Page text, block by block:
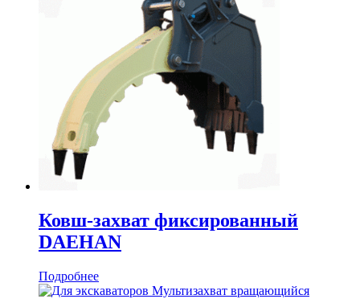
Ковш-захват фиксированный
DAEHAN
Подробнее